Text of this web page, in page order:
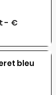
- €
bleu